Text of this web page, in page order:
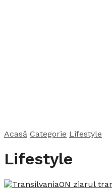
Acasă Categorie Lifestyle
Lifestyle